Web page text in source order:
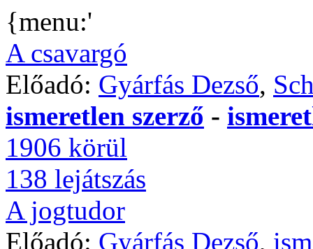
{menu:'
A csavargó
Előadó: Gyárfás Dezső,
ismeretlen szerző -
1906 körül
138 lejátszás
A jogtudor
Előadó: Gyárfás Dezső,